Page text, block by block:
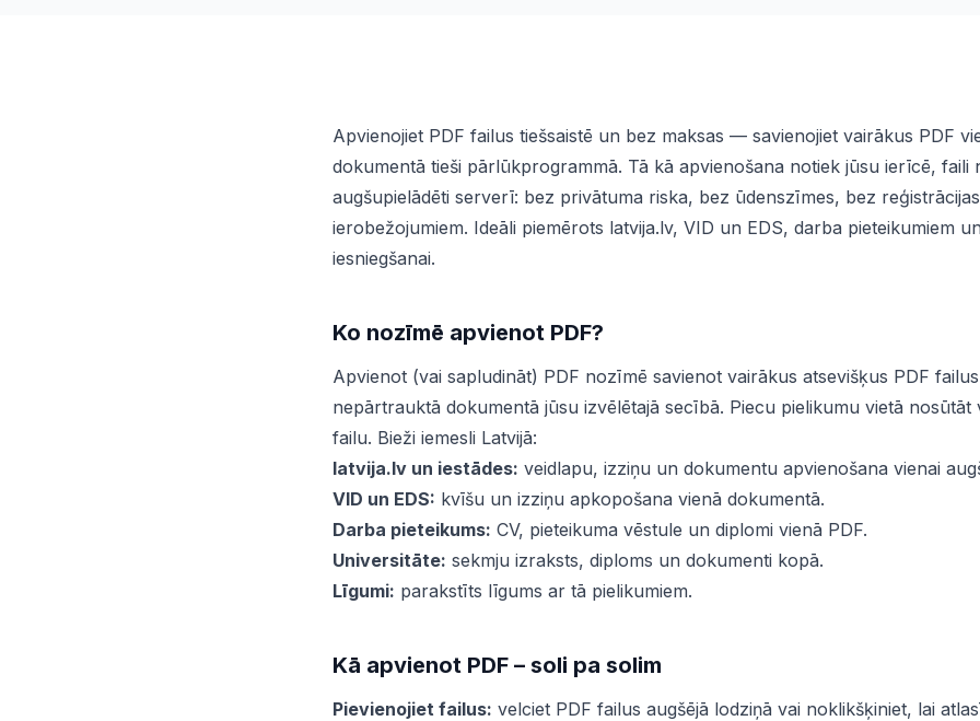
Apvienojiet PDF failus tiešsaistē un bez maksas — savienojiet vairākus PDF
dokumentā tieši pārlūkprogrammā. Tā kā apvienošana notiek jūsu ierīcē, faili
augšupielādēti serverī: bez privātuma riska, bez ūdenszīmes, bez
ierobežojumiem. Ideāli piemērots latvija.lv, VID un EDS, darba pieteikumiem
iesniegšanai.
Ko nozīmē apvienot PDF?
Apvienot (vai sapludināt) PDF nozīmē savienot vairākus atsevišķus PDF
nepārtrauktā dokumentā jūsu izvēlētajā secībā. Piecu pielikumu vietā nosūtāt
failu. Bieži iemesli Latvijā:
latvija.lv un iestādes: veidlapu, izziņu un dokumentu apvienošana vienai
VID un EDS: kvīšu un izziņu apkopošana vienā dokumentā.
Darba pieteikums: CV, pieteikuma vēstule un diplomi vienā PDF.
Universitāte: sekmju izraksts, diploms un dokumenti kopā.
Līgumi: parakstīts līgums ar tā pielikumiem.
Kā apvienot PDF – soli pa solim
Pievienojiet failus: velciet PDF failus augšējā lodziņā vai noklikšķiniet, lai